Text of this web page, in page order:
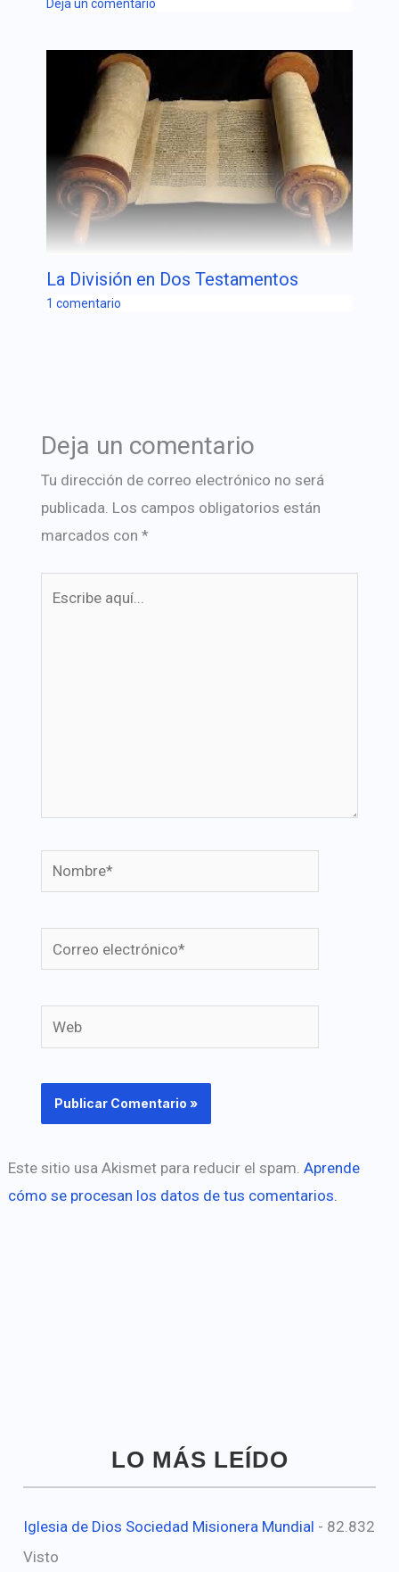
Deja un comentario
La División en Dos Testamentos
1 comentario
Deja un comentario
Tu dirección de correo electrónico no será
publicada. Los campos obligatorios están
marcados con *
Nombre*
Correo
electrónico*
Web
Este sitio usa Akismet para reducir el spam.Aprende
cómo se procesan los datos de tus comentarios.
LO MÁS LEÍDO
Iglesia de Dios Sociedad Misionera Mundial - 82.832
Visto